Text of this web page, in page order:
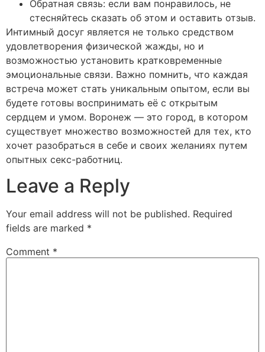
Обратная связь: если вам понравилось, не
стесняйтесь сказать об этом и оставить отзыв.
Интимный досуг является не только средством
удовлетворения физической жажды, но и
возможностью установить кратковременные
эмоциональные связи. Важно помнить, что каждая
встреча может стать уникальным опытом, если вы
будете готовы воспринимать её с открытым
сердцем и умом. Воронеж — это город, в котором
существует множество возможностей для тех, кто
хочет разобраться в себе и своих желаниях путем
опытных секс-работниц.
Leave a Reply
Your email address will not be published. Required
fields are marked *
Comment *